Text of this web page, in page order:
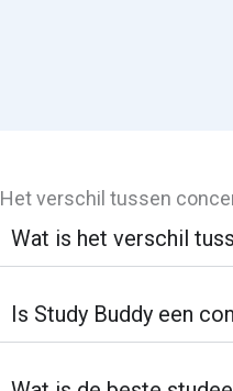
Het verschil tussen
Wat is het verschil
Is Study Buddy een